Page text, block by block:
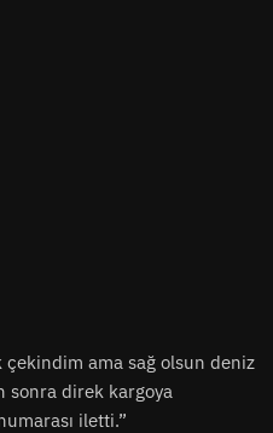
ama sağ olsun deniz
sonra direk kargoya
iletti.”